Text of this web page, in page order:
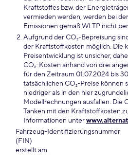
Kraftstoffes bzw. der
vermieden werden, werden bei
Emissionen gemäß WLTP nicht
Aufgrund der CO₂-Bepreisung
der Kraftstoffkosten möglich. Die
Preisentwicklung ist unsicher,
CO₂-Kosten anhand von drei
für den Zeitraum 01.07.2024 bis
tatsächlichen CO₂-Preise können
niedriger als in den hier
Modellrechnungen ausfallen. Die
Tanken mit den Kraftstoffkosten
Informationen unter
Fahrzeug-Identifizierungsnummer
(FIN)
erstellt am